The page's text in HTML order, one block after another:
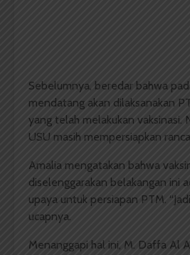
Sebelumnya, beredar bahwa
mendatang akan dilaksanakan
yang telah melakukan vaksinasi.
USU masih mempersiapkan
Amalia mengatakan bahwa
diselenggarakan belakangan ini
upaya untuk persiapan PTM.
ucapnya.
Menanggapi hal ini, M. Daffa Al